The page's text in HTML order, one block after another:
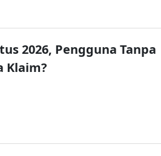
2026, Pengguna Tanpa
Klaim?